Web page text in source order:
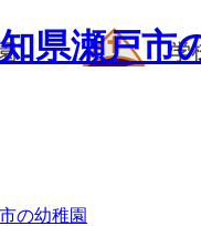
県瀬戸市
の幼稚園